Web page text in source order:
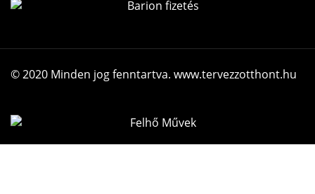
© 2020 Minden jog fenntartva. www.tervezzotthont.hu